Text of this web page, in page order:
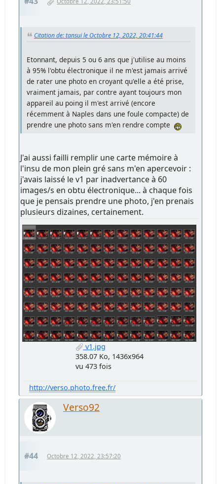
Citation de: tansui le Octobre 12, 2022, 20:41:44
Etonnant, depuis 5 ou 6 ans que j'utilise au moins
à 95% l'obtu électronique il ne m'est jamais arrivé
de rater une photo en croyant qu'elle a été prise,
vraiment jamais, par contre ayant toujours mon
appareil au poing il m'est arrivé (encore
récemment à Naples dans une foule compacte) de
prendre une photo sans m'en rendre compte
J'ai aussi failli remplir une carte mémoire à
l'insu de mon plein gré sans m'en apercevoir :
j'avais laissé le v1 par inadvertance à 60
images/s en obtu électronique... à chaque fois
que je pensais prendre une photo, j'en prenais
plusieurs dizaines, certainement.
v1.jpg
358.07 Ko, 1436x964
vu 473 fois
http://verso.photo.free.fr/
Verso92
#44 Octobre 12, 2022, 23:57:20